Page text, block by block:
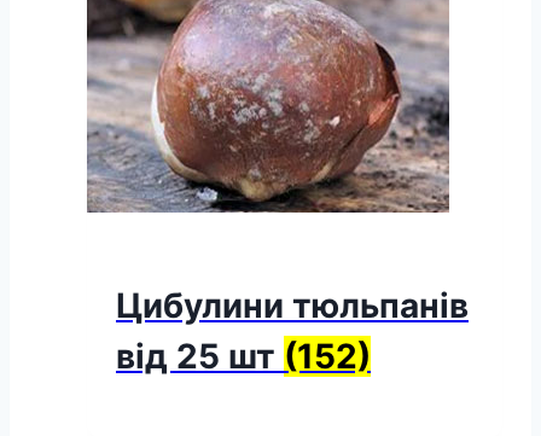
Цибулини тюльпанів
від 25 шт (152)